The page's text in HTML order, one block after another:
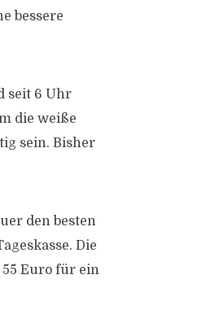
bessere
seit 6 Uhr
die weiße
sein. Bisher
den besten
Die
Euro für ein